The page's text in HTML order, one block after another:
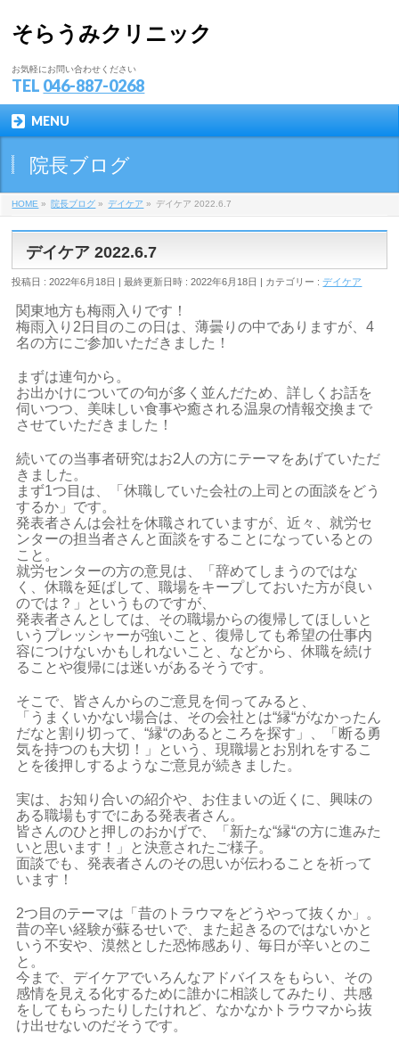
そらうみクリニック
お気軽にお問い合わせください
TEL 046-887-0268
MENU
院長ブログ
HOME » 院長ブログ » デイケア » デイケア 2022.6.7
デイケア 2022.6.7
投稿日 : 2022年6月18日 最終更新日時 : 2022年6月18日 カテゴリー :デイケア
関東地方も梅雨入りです！
梅雨入り2日目のこの日は、薄曇りの中でありますが、4
名の方にご参加いただきました！
まずは連句から。
お出かけについての句が多く並んだため、詳しくお話を
伺いつつ、美味しい食事や癒される温泉の情報交換まで
させていただきました！
続いての当事者研究はお2人の方にテーマをあげていただ
きました。
まず1つ目は、「休職していた会社の上司との面談をどう
するか」です。
発表者さんは会社を休職されていますが、近々、就労セ
ンターの担当者さんと面談をすることになっているとの
こと。
就労センターの方の意見は、「辞めてしまうのではな
く、休職を延ばして、職場をキープしておいた方が良い
のでは？」というものですが、
発表者さんとしては、その職場からの復帰してほしいと
いうプレッシャーが強いこと、復帰しても希望の仕事内
容につけないかもしれないこと、などから、休職を続け
ることや復帰には迷いがあるそうです。
そこで、皆さんからのご意見を伺ってみると、
「うまくいかない場合は、その会社とは“縁“がなかったん
だなと割り切って、“縁“のあるところを探す」、「断る勇
気を持つのも大切！」という、現職場とお別れをするこ
とを後押しするようなご意見が続きました。
実は、お知り合いの紹介や、お住まいの近くに、興味の
ある職場もすでにある発表者さん。
皆さんのひと押しのおかげで、「新たな“縁“の方に進みた
いと思います！」と決意されたご様子。
面談でも、発表者さんのその思いが伝わることを祈って
います！
2つ目のテーマは「昔のトラウマをどうやって抜くか」。
昔の辛い経験が蘇るせいで、また起きるのではないかと
いう不安や、漠然とした恐怖感あり、毎日が辛いとのこ
と。
今まで、デイケアでいろんなアドバイスをもらい、その
感情を見える化するために誰かに相談してみたり、共感
をしてもらったりしたけれど、なかなかトラウマから抜
け出せないのだそうです。